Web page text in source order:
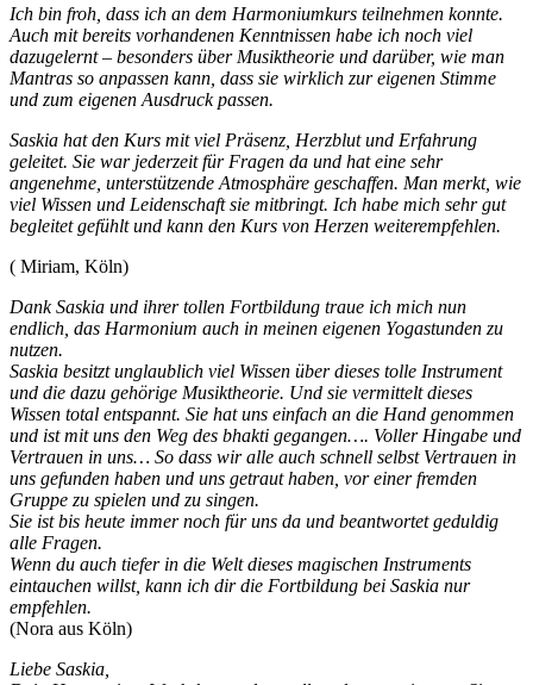
Ich bin froh, dass ich an dem Harmoniumkurs teilnehmen konnte.
Auch mit bereits vorhandenen Kenntnissen habe ich noch viel
dazugelernt – besonders über Musiktheorie und darüber, wie man
Mantras so anpassen kann, dass sie wirklich zur eigenen Stimme
und zum eigenen Ausdruck passen.
Saskia hat den Kurs mit viel Präsenz, Herzblut und Erfahrung
geleitet. Sie war jederzeit für Fragen da und hat eine sehr
angenehme, unterstützende Atmosphäre geschaffen. Man merkt, wie
viel Wissen und Leidenschaft sie mitbringt. Ich habe mich sehr gut
begleitet gefühlt und kann den Kurs von Herzen weiterempfehlen.
( Miriam, Köln)
Dank Saskia und ihrer tollen Fortbildung traue ich mich nun
endlich, das Harmonium auch in meinen eigenen Yogastunden zu
nutzen.
Saskia besitzt unglaublich viel Wissen über dieses tolle Instrument
und die dazu gehörige Musiktheorie. Und sie vermittelt dieses
Wissen total entspannt. Sie hat uns einfach an die Hand genommen
und ist mit uns den Weg des bhakti gegangen…. Voller Hingabe und
Vertrauen in uns… So dass wir alle auch schnell selbst Vertrauen in
uns gefunden haben und uns getraut haben, vor einer fremden
Gruppe zu spielen und zu singen.
Sie ist bis heute immer noch für uns da und beantwortet geduldig
alle Fragen.
Wenn du auch tiefer in die Welt dieses magischen Instruments
eintauchen willst, kann ich dir die Fortbildung bei Saskia nur
empfehlen.
(Nora aus Köln)
Liebe Saskia,